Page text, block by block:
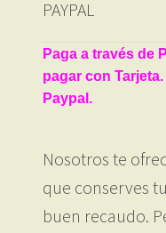
PAYPAL
Paga a través de
pagar con
Paypal.
Nosotros te
que conserves
buen recaudo.